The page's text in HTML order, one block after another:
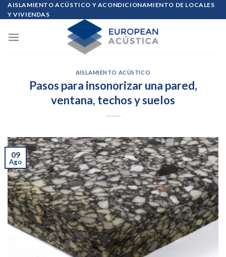
Skip
to
AISLAMIENTO ACÚSTICO Y ACONDICIONAMIENTO DE LOCALES
Y VIVIENDAS
AISLAMIENTO ACÚSTICO
Pasos para insonorizar una pared,
ventana, techos y suelos
09
Ago